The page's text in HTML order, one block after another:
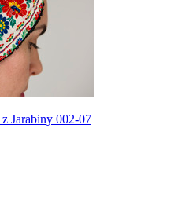
Jarabiny 002-07